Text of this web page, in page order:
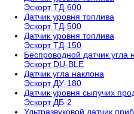
Эскорт ТД-600
Датчик уровня топлива
Эскорт ТД-500
Датчик уровня топлива
Эскорт ТД-150
Беспроводной датчик угла
Эскорт DU-BLE
Датчик угла наклона
Эскорт ДУ-180
Датчик уровня сыпучих
Эскорт ДБ-2
Ультразвуковой датчик